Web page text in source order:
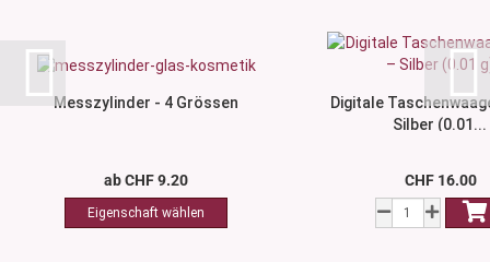
Messzylinder - 4 Grössen
ab CHF 9.20
Digitale
Silber (0.01...
CHF 16.00